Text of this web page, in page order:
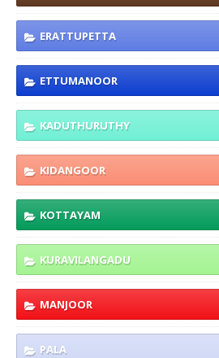
ERATTUPETTA
ETTUMANOOR
KADUTHURUTHY
KIDANGOOR
KOTTAYAM
KURAVILANGADU
MANJOOR
PALA